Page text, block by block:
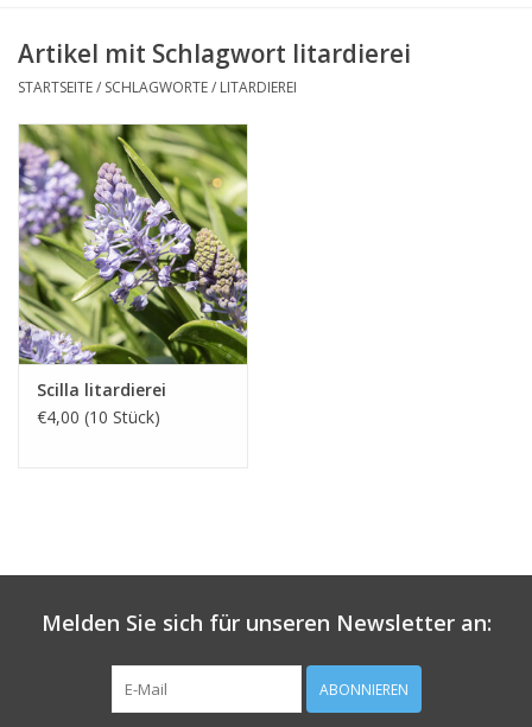
Neuigkeiten
Artikel mit Schlagwort litardierei
STARTSEITE/ SCHLAGWORTE/ LITARDIEREI
Scilla litardierei
€4,00 (10 Stück)
Melden Sie sich für unseren Newsletter an:
ABONNIEREN